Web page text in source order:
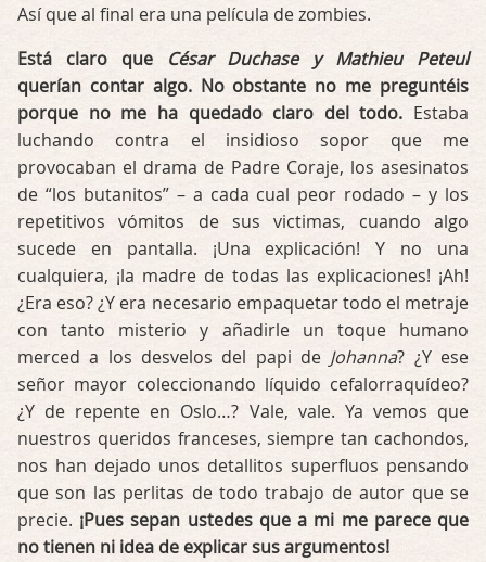
Así que al final era una película de zombies.
Está claro que
César Duchase y Mathieu Peteul
querían contar algo. No obstante no me preguntéis
porque no me ha quedado claro del todo. Estaba
luchando contra el insidioso sopor que me
provocaban el drama de Padre Coraje, los asesinatos
de “los butanitos” – a cada cual peor rodado – y los
repetitivos vómitos de sus victimas, cuando algo
sucede en pantalla. ¡Una explicación! Y no una
cualquiera, ¡la madre de todas las explicaciones! ¡Ah!
¿Era eso? ¿Y era necesario empaquetar todo el metraje
con tanto misterio y añadirle un toque humano
merced a los desvelos del papi de Johanna? ¿Y ese
señor mayor coleccionando líquido cefalorraquídeo?
¿Y de repente en Oslo…? Vale, vale. Ya vemos que
nuestros queridos franceses, siempre tan cachondos,
nos han dejado unos detallitos superfluos pensando
que son las perlitas de todo trabajo de autor que se
precie. ¡Pues sepan ustedes que a mi me parece que
no tienen ni idea de explicar sus argumentos!